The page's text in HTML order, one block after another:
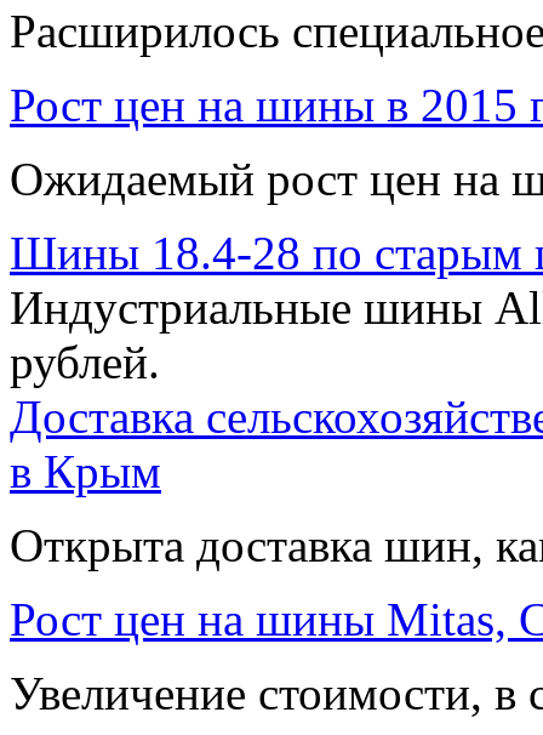
Расширилось
Рост цен на шины в 2015
Ожидаемый рост цен на
Шины 18.4-28 по старым
Индустриальные шины
рублей.
Доставка
в Крым
Открыта доставка шин,
Рост цен на шины Mitas,
Увеличение стоимости, в